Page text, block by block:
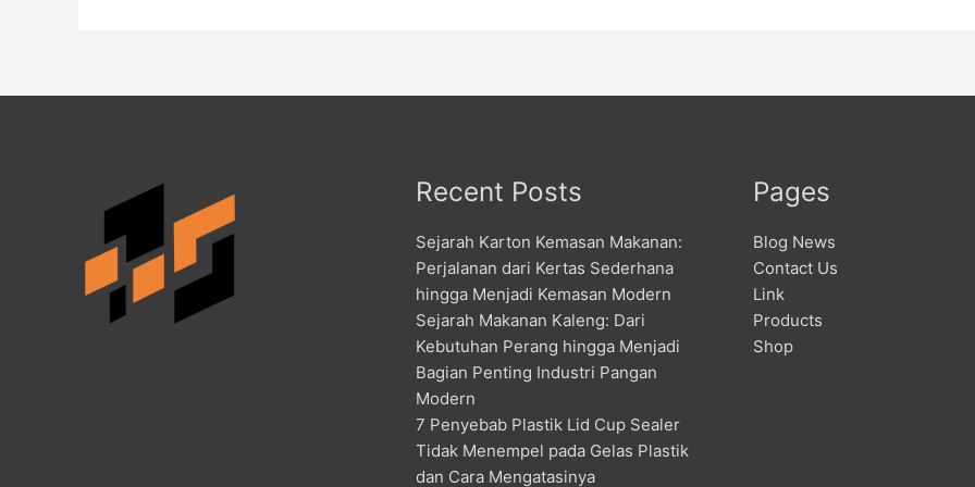
Recent Posts
Sejarah Karton Kemasan Makanan:
Perjalanan dari Kertas Sederhana
hingga Menjadi Kemasan Modern
Sejarah Makanan Kaleng: Dari
Kebutuhan Perang hingga Menjadi
Bagian Penting Industri Pangan
Modern
7 Penyebab Plastik Lid Cup Sealer
Tidak Menempel pada Gelas Plastik
dan Cara Mengatasinya
Pages
Blog News
Contact Us
Link
Products
Shop